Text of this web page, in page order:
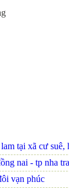
tại xã cư suê,
nai - tp nha
vạn phúc